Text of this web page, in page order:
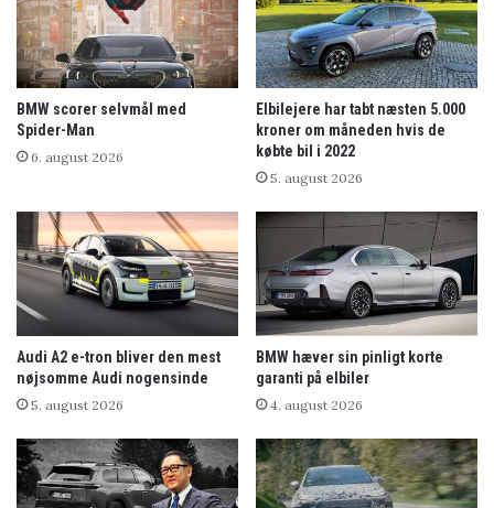
BMW scorer selvmål med
Spider-Man
6. august 2026
Elbilejere har tabt næsten 5.000
kroner om måneden hvis de
købte bil i 2022
5. august 2026
Audi A2 e-tron bliver den mest
nøjsomme Audi nogensinde
5. august 2026
BMW hæver sin pinligt korte
garanti på elbiler
4. august 2026